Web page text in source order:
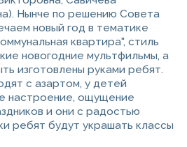
Нынче по решению Совета
новый год в тематике
квартира", стиль
новогодние мультфильмы, а
изготовлены руками ребят.
с азартом, у детей
настроение, ощущение
и они с радостью
ребят будут украшать классы